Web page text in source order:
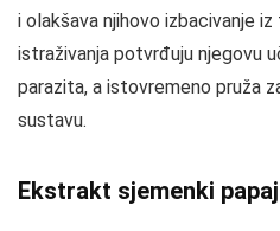
i olakšava njihovo izbacivanje
istraživanja potvrđuju njegovu
parazita, a istovremeno pruža
sustavu.
Ekstrakt sjemenki